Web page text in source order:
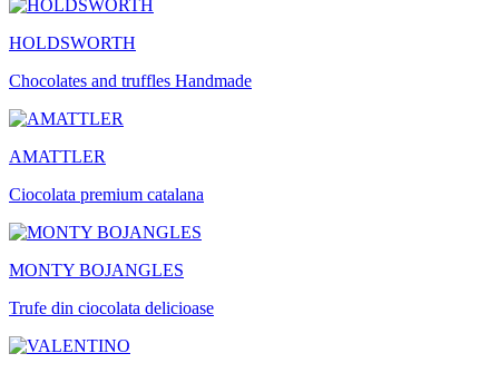
HOLDSWORTH
Chocolates and truffles Handmade
AMATTLER
Ciocolata premium catalana
MONTY BOJANGLES
Trufe din ciocolata delicioase